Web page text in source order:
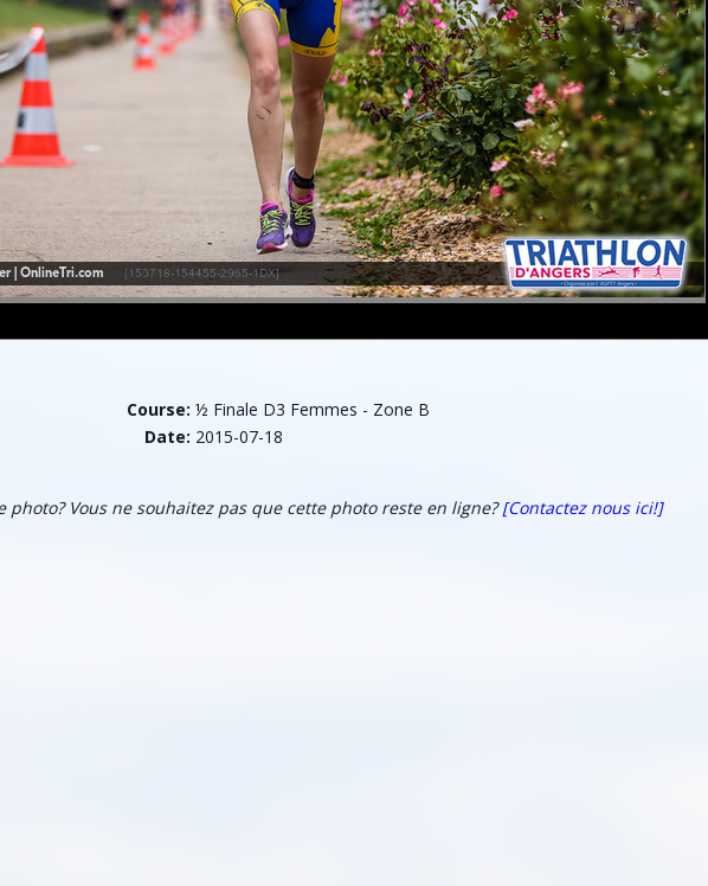
Course: ½ Finale D3 Femmes - Zone B
Date: 2015-07-18
Vous ne souhaitez pas que cette photo reste en ligne?[Contactez nous ici!]